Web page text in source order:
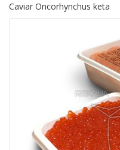
Caviar Oncorhynchus keta